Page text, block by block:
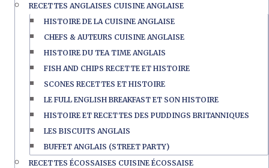
RECETTES ANGLAISES CUISINE ANGLAISE
HISTOIRE DE LA CUISINE ANGLAISE
CHEFS & AUTEURS CUISINE ANGLAISE
HISTOIRE DU TEA TIME ANGLAIS
FISH AND CHIPS RECETTE ET HISTOIRE
SCONES RECETTES ET HISTOIRE
LE FULL ENGLISH BREAKFAST ET SON HISTOIRE
HISTOIRE ET RECETTES DES PUDDINGS BRITANNIQUES
LES BISCUITS ANGLAIS
BUFFET ANGLAIS (STREET PARTY)
RECETTES ÉCOSSAISES CUISINE ÉCOSSAISE